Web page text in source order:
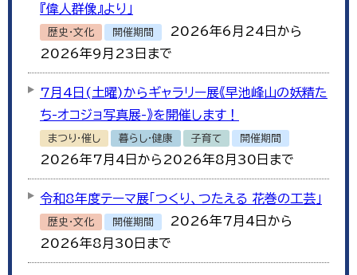
『偉人群像』より」
歴史・文化 開催期間
2026年6月24日から
2026年9月23日まで
7月4日(土曜)からギャラリー展《早池峰山の妖精た
ち-オコジョ写真展-》を開催します！
まつり・催し 暮らし・健康 子育て 開催期間
2026年7月4日から2026年8月30日まで
令和8年度テーマ展「つくり、つたえる 花巻の工芸」
歴史・文化 開催期間
2026年7月4日から
2026年8月30日まで